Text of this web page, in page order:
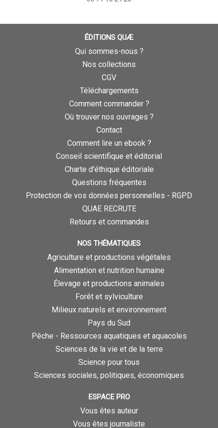
ÉDITIONS QUÆ
Qui sommes-nous ?
Nos collections
CGV
Téléchargements
Comment commander ?
Où trouver nos ouvrages ?
Contact
Comment lire un ebook ?
Conseil scientifique et éditorial
Charte d’éthique éditoriale
Questions fréquentes
Protection de vos données personnelles - RGPD
QUAE RECRUTE
Retours et commandes
NOS THÉMATIQUES
Agriculture et productions végétales
Alimentation et nutrition humaine
Élevage et productions animales
Forêt et sylviculture
Milieux naturels et environnement
Pays du Sud
Pêche - Ressources aquatiques et aquacoles
Sciences de la vie et de la terre
Science pour tous
Sciences sociales, politiques, économiques
ESPACE PRO
Vous êtes auteur
Vous êtes journaliste